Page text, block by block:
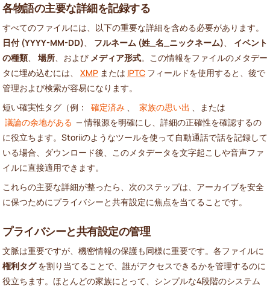
各物語の主要な詳細を記録する
すべてのファイルには、以下の重要な詳細を含める必要があります。
日付 (YYYY-MM-DD)、 フルネーム (姓_名_ニックネーム)、 イベント
の種類、 場所、および メディア形式。この情報をファイルのメタデー
タに埋め込むには、 XMP または IPTC フィールドを使用すると、後で
管理および検索が容易になります。
短い確実性タグ（例：
確定済み 、 家族の思い出 、または
議論の余地がある — 情報源を明確にし、詳細の正確性を確認するの
に役立ちます。Storiiのようなツールを使って自動通話で話を記録して
いる場合、ダウンロード後、このメタデータを文字起こしや音声ファ
イルに直接適用できます。
これらの主要な詳細が整ったら、次のステップは、アーカイブを安全
に保つためにプライバシーと共有設定に焦点を当てることです。
プライバシーと共有設定の管理
文脈は重要ですが、機密情報の保護も同様に重要です。各ファイルに
権利タグを割り当てることで、誰がアクセスできるかを管理するのに
役立ちます。ほとんどの家族にとって、シンプルな4段階のシステム